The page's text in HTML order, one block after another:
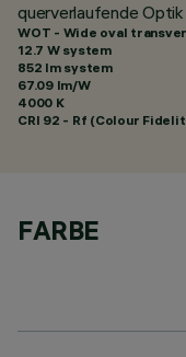
querverlaufende Optik
WOT - Wide oval
12.7 W system
852 lm system
67.09 lm/W
4000 K
CRI 92 - Rf (Colour
FARBE